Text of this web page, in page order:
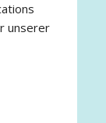
unserer